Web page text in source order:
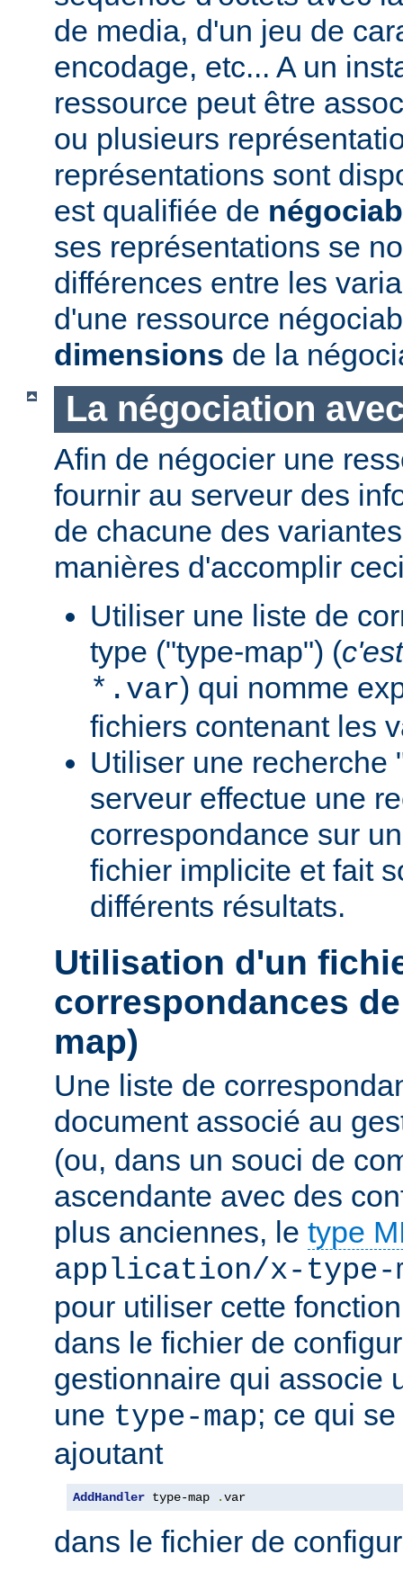
de media, d'un jeu de
encodage, etc... A un
ressource peut être
ou plusieurs
représentations sont
est qualifiée de
ses représentations se
différences entre les
d'une ressource
dimensions de la
La négociation
Afin de négocier une
fournir au serveur des
de chacune des
manières d'accomplir
Utiliser une liste de
type ("type-map") (
*.var) qui nomme
fichiers contenant les
Utiliser une recherche
serveur effectue une
correspondance sur
fichier implicite et fait
différents résultats.
Utilisation d'un
correspondances
map)
Une liste de
document associé au
(ou, dans un souci de
ascendante avec des
plus anciennes, le type
application/x-type-
pour utiliser cette
dans le fichier de
gestionnaire qui associe
une type-map; ce qui
ajoutant
AddHandler type-map .var
dans le fichier de